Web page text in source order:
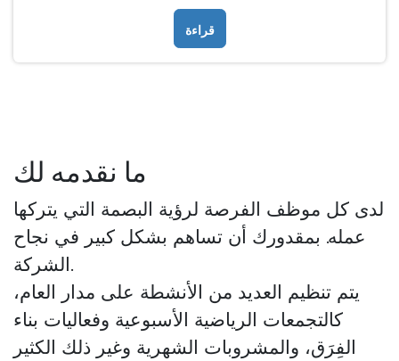
قراءة
ما نقدمه لك
لدى كل موظف الفرصة لرؤية البصمة التي يتركها
عمله. بمقدورك أن تساهم بشكل كبير في نجاح
الشركة.
يتم تنظيم العديد من الأنشطة على مدار العام،
كالتجمعات الرياضية الأسبوعية وفعاليات بناء
الفِرَق، والمشروبات الشهرية وغير ذلك الكثير